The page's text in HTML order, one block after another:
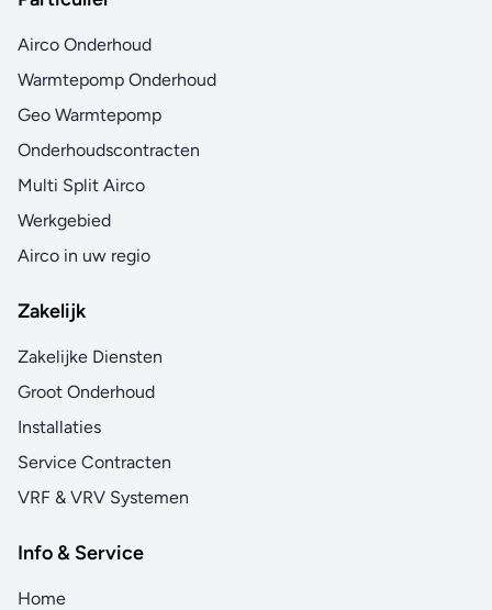
Airco Onderhoud
Warmtepomp Onderhoud
Geo Warmtepomp
Onderhoudscontracten
Multi Split Airco
Werkgebied
Airco in uw regio
Zakelijk
Zakelijke Diensten
Groot Onderhoud
Installaties
Service Contracten
VRF & VRV Systemen
Info & Service
Home